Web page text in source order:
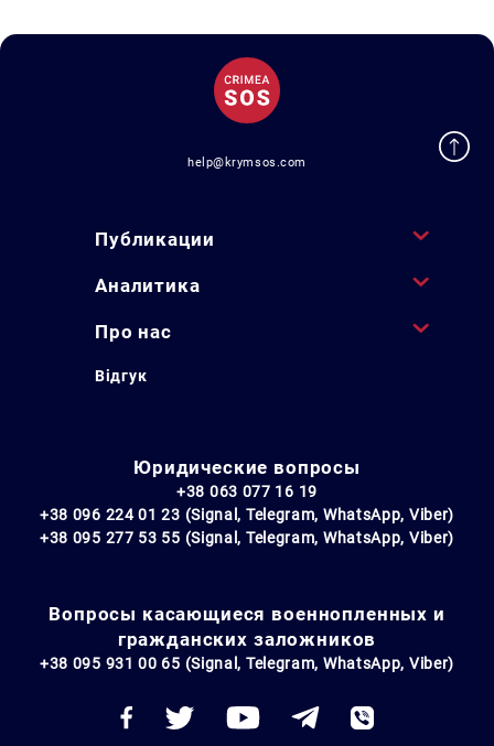
help@krymsos.com
Публикации
Аналитика
Про нас
Відгук
Юридические вопросы
+38 063 077 16 19
+38 096 224 01 23 (Signal, Telegram, WhatsApp, Viber)
+38 095 277 53 55 (Signal, Telegram, WhatsApp, Viber)
Вопросы касающиеся военнопленных и
гражданских заложников
+38 095 931 00 65 (Signal, Telegram, WhatsApp, Viber)